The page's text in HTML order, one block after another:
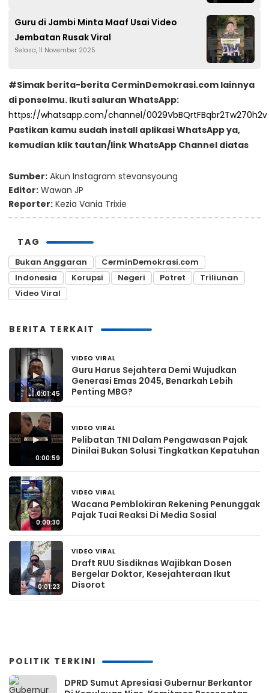
Guru di Jambi Minta Maaf Usai Video
Jembatan Rusak Viral
Selasa, 11 November 2025
#Simak berita-berita CerminDemokrasi.com lainnya
di ponselmu. Ikuti saluran WhatsApp:
https://whatsapp.com/channel/0029VbBQrtFBqbr2Tw270h2v
Pastikan kamu sudah install aplikasi WhatsApp ya,
kemudian klik tautan/link WhatsApp Channel diatas
Sumber: Akun Instagram stevansyoung
Editor: Wawan JP
Reporter: Kezia Vania Trixie
TAG
Bukan Anggaran
CerminDemokrasi.com
Indonesia
Korupsi Negeri Potret
Triliunan
Video Viral
BERITA TERKAIT
▶
0:01:45
VIDEO VIRAL
Guru Harus Sejahtera Demi Wujudkan
Generasi Emas 2045, Benarkah Lebih
Penting MBG?
▶
0:00:59
VIDEO VIRAL
Pelibatan TNI Dalam Pengawasan Pajak
Dinilai Bukan Solusi Tingkatkan Kepatuhan
▶
0:00:30
VIDEO VIRAL
Wacana Pemblokiran Rekening Penunggak
Pajak Tuai Reaksi Di Media Sosial
▶
0:01:23
VIDEO VIRAL
Draft RUU Sisdiknas Wajibkan Dosen
Bergelar Doktor, Kesejahteraan Ikut
Disorot
POLITIK TERKINI
DPRD Sumut Apresiasi Gubernur Berkantor